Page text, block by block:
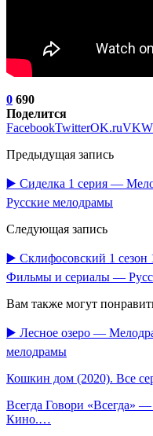
0 690
Поделится
FacebookTwitterOK.ruVK
Предыдущая запись
▶️ Сиделка 1 серия —
Русские мелодрамы
Следующая запись
▶️ Склифосовский 1
Фильмы и сериалы —
Вам также могут
▶️ Лесное озеро —
мелодрамы
Кошкин дом (2020). Все
Всегда Говори «Всегда»
Кино.…